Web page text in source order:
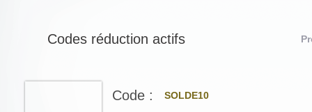
Codes réduction actifs
Code : SOLDE10